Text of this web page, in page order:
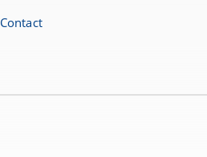
Contact